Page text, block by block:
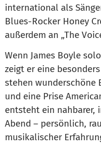
international als
Blues-Rocker Honey
außerdem an „The
Wenn James Boyle
zeigt er eine
stehen wunderschöne
und eine Prise
entsteht ein nahbarer,
Abend – persönlich,
musikalischer